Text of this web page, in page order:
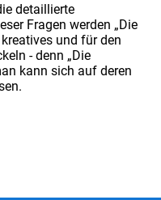
detaillierte
Fragen werden „Die
und für den
- denn „Die
kann sich auf deren